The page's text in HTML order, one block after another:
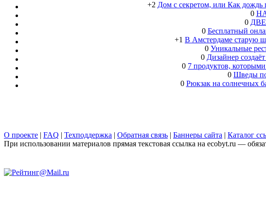
+2 Дом с секретом, или Как
0
0
0 Бесплатный
+1 В Амстердаме старую
0 Уникальные
0 Дизайнер
0 7 продуктов,
0 Шведы
0 Рюкзак на солнечных
О проекте | FAQ | Техподдержка | Обратная связь | Баннеры сайта | Каталог
При использовании материалов прямая текстовая ссылка на ecobyt.ru —